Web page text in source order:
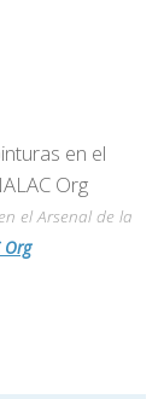
el Arsenal de la
Org